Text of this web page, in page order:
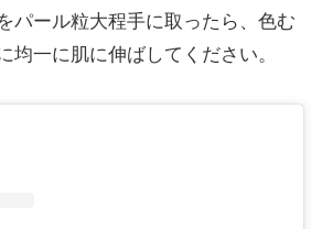
パール粒大程手に取ったら、色む
均一に肌に伸ばしてください。